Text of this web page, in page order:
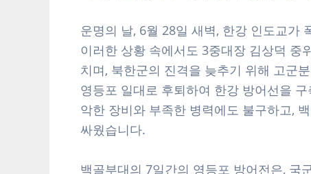
운명의 날, 6월 28일 새벽, 한강 인도교가
이러한 상황 속에서도 3중대장 김상덕 중
치며, 북한군의 진격을 늦추기 위해 고군
영등포 일대로 후퇴하여 한강 방어선을
악한 장비와 부족한 병력에도 불구하고,
싸웠습니다.
백골부대의 7일간의 영등포 방어전은, 국